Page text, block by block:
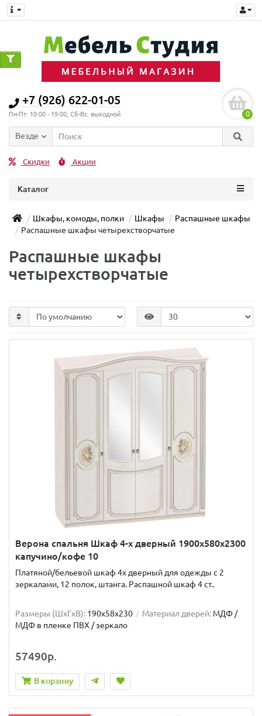
+7 (926) 622-01-05
Пн-Пт: 10:00 - 19:00, Сб-Вс: выходной 0
Везде
Скидки Акции
Каталог
Шкафы, комоды, полки Шкафы
Распашные шкафы
Распашные шкафы четырехстворчатые
Распашные шкафы
четырехстворчатые
Верона спальня Шкаф 4-х дверный 1900x580x2300
капучино/кофе 10
Платяной/бельевой шкаф 4х дверный для одежды с 2
зеркалами, 12 полок, штанга. Распашной шкаф 4 ст..
Размеры (ШxГxВ): 190x58x230 Материал дверей: МДФ /
МДФ в пленке ПВХ / зеркало
57490р.
В корзину